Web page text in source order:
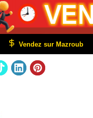
Vendez sur Mazroub